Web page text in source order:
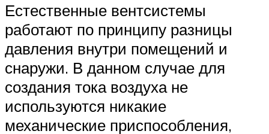
Естественные вентсистемы
работают по принципу разницы
давления внутри помещений и
снаружи. В данном случае для
создания тока воздуха не
используются никакие
механические приспособления,